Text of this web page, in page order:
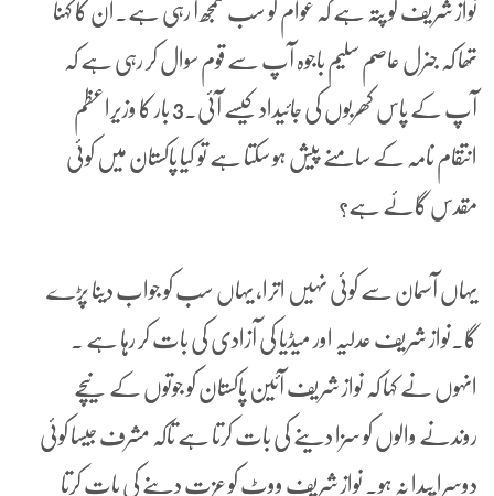
نواز شریف کو پتہ ہے کہ عوام کو سب سمجھ آ رہی ہے۔ان کا کہنا
تھا کہ جنرل عاصم سلیم باجوہ آپ سے قوم سوال کر رہی ہے کہ
آپ کے پاس کھربوں کی جائیداد کیسے آئی۔3 بار کا وزیراعظم
انتقام نامہ کے سامنے پیش ہو سکتا ہے تو کیا پاکستان میں کوئی
مقدس گائے ہے؟
یہاں آسمان سے کوئی نہیں اترا، یہاں سب کو جواب دینا پڑے
گا۔نواز شریف عدلیہ اور میڈیا کی آزادی کی بات کر رہا ہے ۔
انہوں ںے کہا کہ نواز شریف آئین پاکستان کو جوتوں کے نیچے
روندنے والوں کو سزا دینے کی بات کرتا ہے تاکہ مشرف جیسا کوئی
دوسرا پیدا نہ ہو۔ نواز شریف ووٹ کو عزت دینے کی بات کرتا